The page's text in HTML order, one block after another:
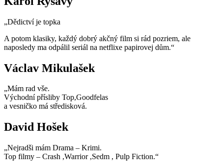
„Dědictví je topka
A potom klasiky, každý dobrý akčný film si rád pozriem, ale
naposledy ma odpálil seriál na netflixe papirovej dům.“
Václav Mikulašek
„Mám rad vše.
Východní přísliby Top,Goodfelas
a vesničko má středisková.
David Hošek
„Nejradši mám Drama – Krimi.
Top filmy – Crash ,Warrior ,Sedm , Pulp Fiction.“